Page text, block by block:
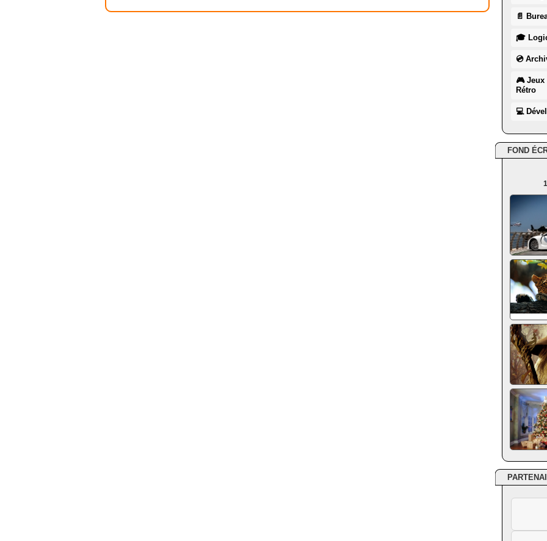
📄
🎓
💿
🎮 Jeux
Rétro
💻
FOND